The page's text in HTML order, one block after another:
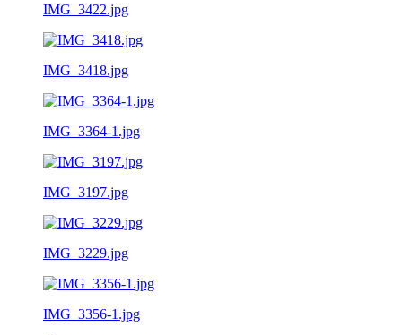
IMG_3422.jpg
IMG_3418.jpg
IMG_3364-1.jpg
IMG_3197.jpg
IMG_3229.jpg
IMG_3356-1.jpg